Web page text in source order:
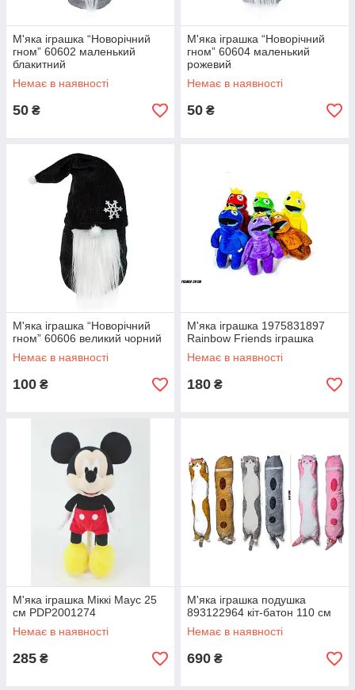
М'яка іграшка “Новорічний
гном” 60602 маленький
блакитний
Немає в наявності
50 ₴
М'яка іграшка “Новорічний
гном” 60604 маленький
рожевий
Немає в наявності
50 ₴
М'яка іграшка “Новорічний
гном” 60606 великий чорний
Немає в наявності
100 ₴
М'яка іграшка 1975831897
Rainbow Friends іграшка
Немає в наявності
180 ₴
М'яка іграшка Міккі Маус 25
см PDP2001274
Немає в наявності
285 ₴
М'яка іграшка подушка
893122964 кіт-батон 110 см
Немає в наявності
690 ₴